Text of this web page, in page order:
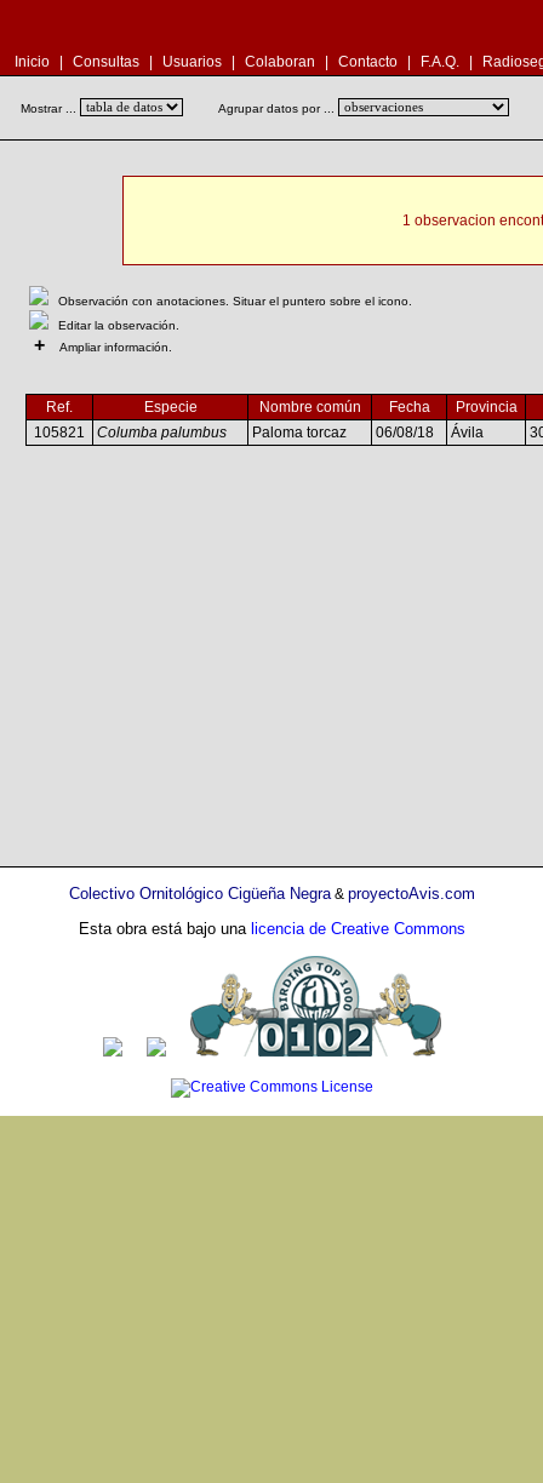
Inicio Consultas Usuarios Colaboran Contacto F.A.Q.
Mostrar ... Agrupar datos por ...
1 observacion
Observación con anotaciones. Situar el puntero sobre el icono.
Editar la observación.
+ Ampliar información.
Ref. Especie Nombre común Fecha
Provincia
105821
Columba palumbus Paloma torcaz 06/08/18 Ávila
Colectivo Ornitológico Cigüeña Negra& proyectoAvis.com
Esta obra está bajo una licencia de Creative Commons